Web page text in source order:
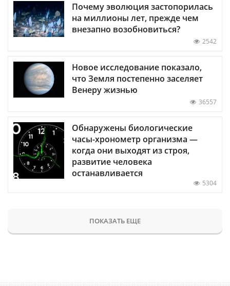
Почему эволюция застопорилась
на миллионы лет, прежде чем
внезапно возобновиться?
2542
Новое исследование показало,
что Земля постепенно заселяет
Венеру жизнью
36557
Обнаружены биологические
часы-хронометр организма —
когда они выходят из строя,
развитие человека
останавливается
5304
ПОКАЗАТЬ ЕЩЕ